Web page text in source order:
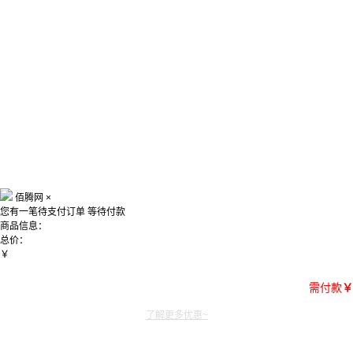
佰腾网 ×
您有一笔待支付订单 等待付款
商品信息：
总价：
￥
需付款￥
了解更多优惠~